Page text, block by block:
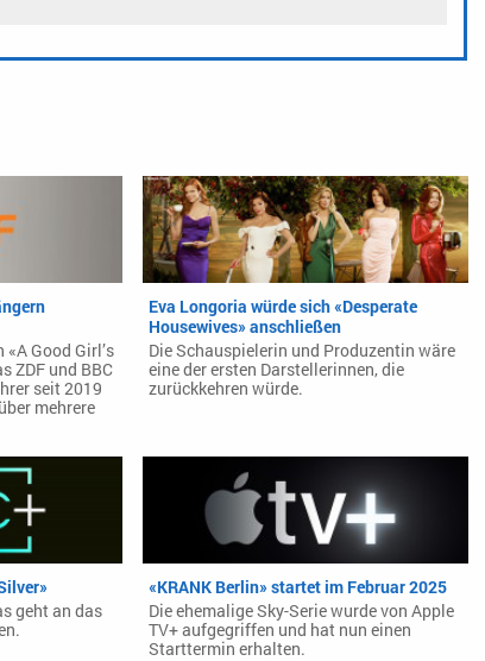
Good Girl’s
ZDF und BBC
seit 2019
mehrere
Eva Longoria würde sich «Desperate
Housewives» anschließen
Die Schauspielerin und Produzentin wäre
eine der ersten Darstellerinnen, die
zurückkehren würde.
geht an das
«KRANK Berlin» startet im Februar 2025
Die ehemalige Sky-Serie wurde von Apple
TV+ aufgegriffen und hat nun einen
Starttermin erhalten.